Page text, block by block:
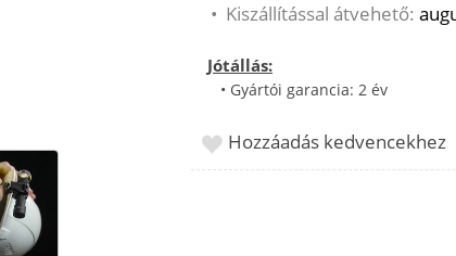
• Kiszállítással átvehető:
Jótállás:
• Gyártói garancia: 2 év
Hozzáadás kedvencekhez